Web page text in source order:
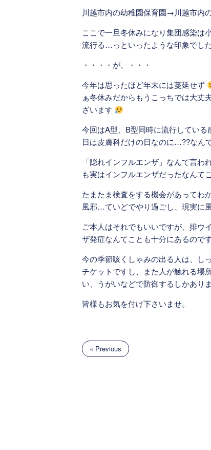
川越市内の幼稚園保育園→川越市内
ここで一旦冬休みになり集団感染は
流行る…っといったような印象でし
・・・・が、・・・
今年は思ったほど年末には蔓延せず
ぁ冬休みだからもうこっちでは大丈
ざいます
今回はA型、B型同時に流行してい
日は皮膚科だけの日なのに…??なん
「隠れインフルエンザ」なんて言
も実はインフルエンザだったなんて
たまたま検査をする機会があってわ
風邪…ていどでやり過ごし、現実に
ご本人はそれでもいいですが、排ウ
ザ発症なんてことも十分にあるので
今の季節咳くしゃみの出る人は、し
チケットですし、また人が触れる場
い、うがいなどで防御するしかあり
皆様もお気を付け下さいませ。
« Previous